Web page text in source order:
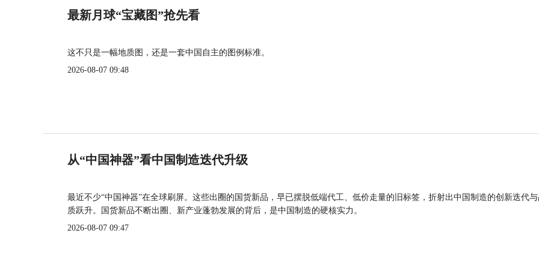
最新月球“宝藏图”抢先看
这不只是一幅地质图，还是一套中国自主的图例标准。
2026-08-07 09:48
从“中国神器”看中国制造迭代升级
最近不少“中国神器”在全球刷屏。这些出圈的国货新品，早已摆脱低端代工、低价走量的旧标签，折射出中国制造的创新迭代
质跃升。国货新品不断出圈、新产业蓬勃发展的背后，是中国制造的硬核实力。
2026-08-07 09:47